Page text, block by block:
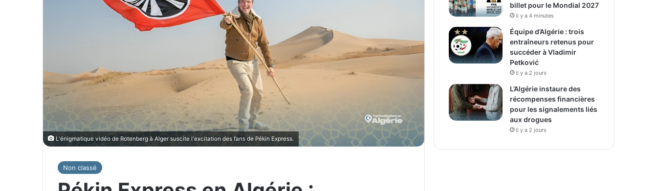
L'énigmatique vidéo de Rotenberg à Alger suscite l'excitation des fans de Pékin Express.
Non classé
billet pour le Mondial 2027
il y a 4 minutes
Équipe d’Algérie : trois
entraîneurs retenus pour
succéder à Vladimir
Petković
il y a 2 jours
L’Algérie instaure des
récompenses financières
pour les signalements liés
aux drogues
il y a 2 jours